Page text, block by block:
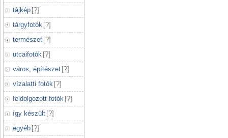
tájkép [?]
tárgyfotók [?]
természet [?]
utcaifotók [?]
város, építészet [?]
vízalatti fotók [?]
feldolgozott fotók [?]
így készült [?]
egyéb [?]